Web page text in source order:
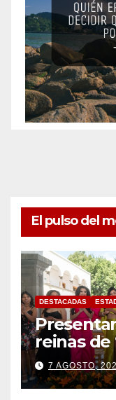
El pulso del
DESTACADAS
reinas de
de Ferias
7 AGOSTO,